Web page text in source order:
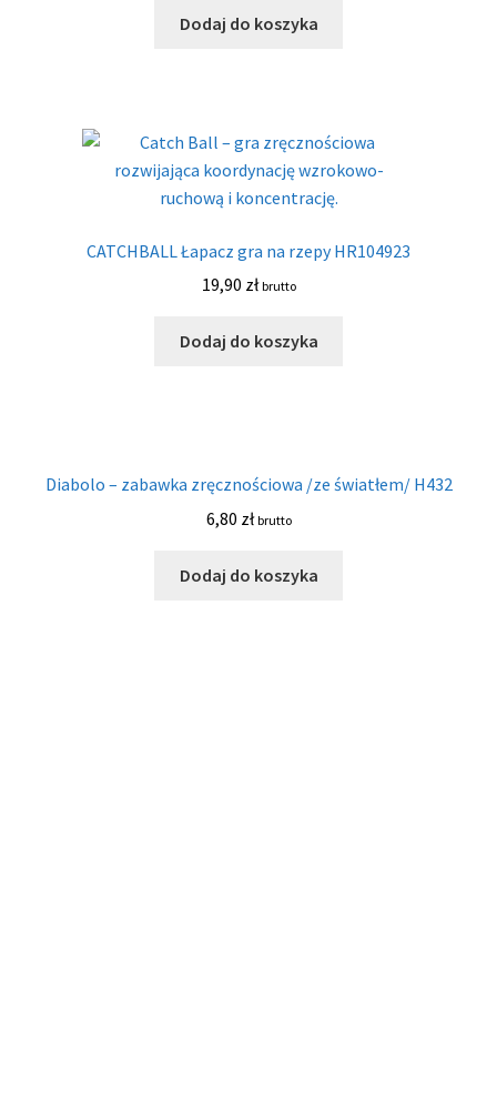
Dodaj do koszyka
CATCHBALL Łapacz gra na rzepy HR104923
19,90 zł brutto
Dodaj do koszyka
Diabolo – zabawka zręcznościowa /ze światłem/ H432
6,80 zł brutto
Dodaj do koszyka